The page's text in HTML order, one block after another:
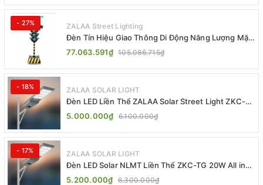
- 27% ZALAA Street Lighting
Đèn Tín Hiệu Giao Thông Di Động Năng Lượng Mặt
Trời ZALAA ZL-409300C
77.063.591₫ 105.086.715₫
- 18% ZALAA SOLAR LIGHT
Đèn LED Liền Thể ZALAA Solar Street Light ZKC-
TG 20W 25W 30W All In One
5.000.000₫ 6.100.000₫
- 17% ZALAA SOLAR LIGHT
Đèn LED Solar NLMT Liền Thể ZKC-TG 20W All in
One | ZALAA Street Light
5.200.000₫ 6.300.000₫